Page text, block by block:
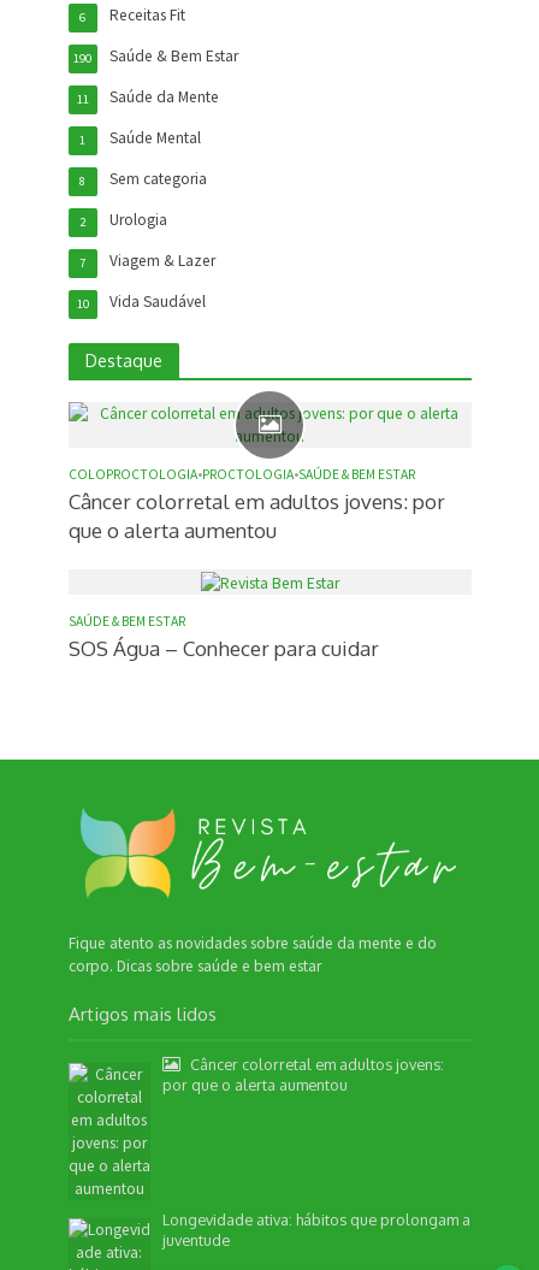
Receitas Fit
6
Saúde & Bem Estar
190
Saúde da Mente
11
Saúde Mental
1
Sem categoria
8
Urologia
2
Viagem & Lazer
7
Vida Saudável
10
Destaque
COLOPROCTOLOGIA•PROCTOLOGIA•SAÚDE & BEM ESTAR
Câncer colorretal em adultos jovens: por
que o alerta aumentou
SAÚDE & BEM ESTAR
SOS Água – Conhecer para cuidar
Fique atento as novidades sobre saúde da mente e do
corpo. Dicas sobre saúde e bem estar
Artigos mais lidos
Câncer colorretal em adultos jovens:
por que o alerta aumentou
Longevidade ativa: hábitos que prolongam a
juventude
Nossa equipe de suporte ao cliente está aqui
quer enviar pautas.
Não disponível no momento